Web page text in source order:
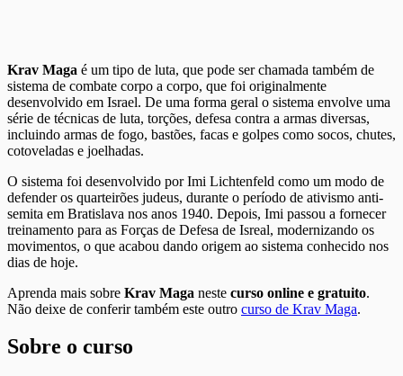
Krav Maga é um tipo de luta, que pode ser chamada também de
sistema de combate corpo a corpo, que foi originalmente
desenvolvido em Israel. De uma forma geral o sistema envolve uma
série de técnicas de luta, torções, defesa contra a armas diversas,
incluindo armas de fogo, bastões, facas e golpes como socos, chutes,
cotoveladas e joelhadas.
O sistema foi desenvolvido por Imi Lichtenfeld como um modo de
defender os quarteirões judeus, durante o período de ativismo anti-
semita em Bratislava nos anos 1940. Depois, Imi passou a fornecer
treinamento para as Forças de Defesa de Isreal, modernizando os
movimentos, o que acabou dando origem ao sistema conhecido nos
dias de hoje.
Aprenda mais sobre Krav Maga neste curso online e gratuito.
Não deixe de conferir também este outro curso de Krav Maga.
Sobre o curso